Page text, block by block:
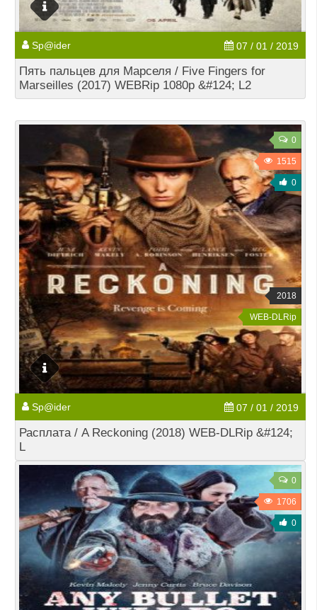
Sp@ider 07 / 01 / 2019
Пять пальцев для Марселя / Five Fingers for
Marseilles (2017) WEBRip 1080p &#124; L2
0
1515
0
2018
WEB-DLRip
Sp@ider 07 / 01 / 2019
Расплата / A Reckoning (2018) WEB-DLRip &#124;
L
0
1706
0